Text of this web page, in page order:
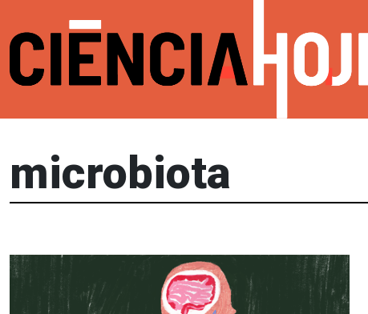
microbiota